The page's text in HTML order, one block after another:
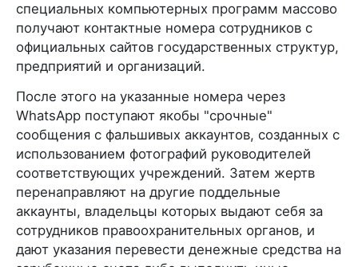
специальных компьютерных программ массово
получают контактные номера сотрудников с
официальных сайтов государственных структур,
предприятий и организаций.
После этого на указанные номера через
WhatsApp поступают якобы "срочные"
сообщения с фальшивых аккаунтов, созданных с
использованием фотографий руководителей
соответствующих учреждений. Затем жертв
перенаправляют на другие поддельные
аккаунты, владельцы которых выдают себя за
сотрудников правоохранительных органов, и
дают указания перевести денежные средства на